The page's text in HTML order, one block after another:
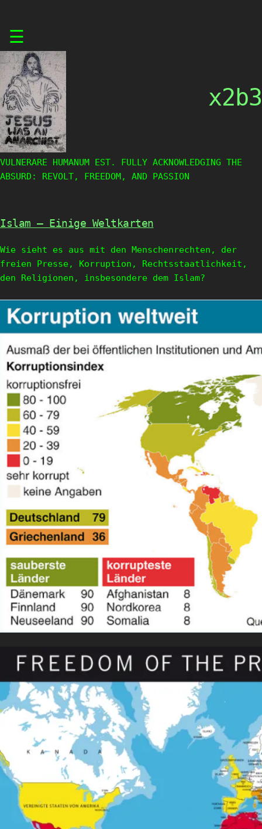
content
☰
x2b3
VULNERARE HUMANUM EST. FULLY ACKNOWLEDGING THE
ABSURD: REVOLT, FREEDOM, AND PASSION
Islam – Einige Weltkarten
Wie sieht es aus mit den Menschenrechten, der
freien Presse, Korruption, Rechtsstaatlichkeit,
den Religionen, insbesondere dem Islam?